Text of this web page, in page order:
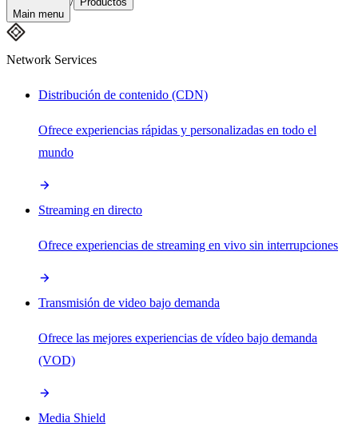
Main menu
Network Services
Distribución de contenido (CDN)
Ofrece experiencias rápidas y personalizadas en todo el
mundo
Streaming en directo
Ofrece experiencias de streaming en vivo sin interrupciones
Transmisión de video bajo demanda
Ofrece las mejores experiencias de vídeo bajo demanda
(VOD)
Media Shield